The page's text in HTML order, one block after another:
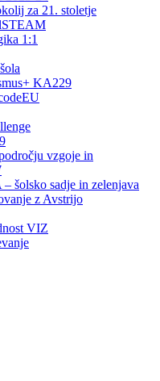
za 21. stoletje
1:1
KA229
vzgoje in
šolsko sadje in zelenjava
z Avstrijo
VIZ